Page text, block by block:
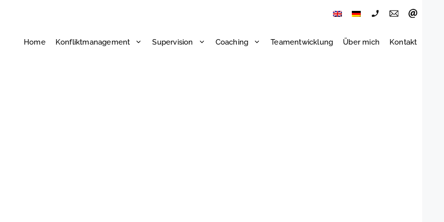
Home Konfliktmanagement Supervision Coaching Teamentwicklung Über mich Kontakt